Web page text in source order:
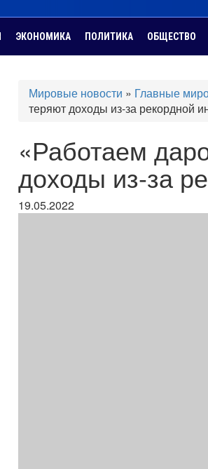
ЭКОНОМИКА ПОЛИТИКА ОБЩЕСТВО
Мировые новости » Главные
теряют доходы из-за рекордной
«Работаем
доходы из-за
19.05.2022